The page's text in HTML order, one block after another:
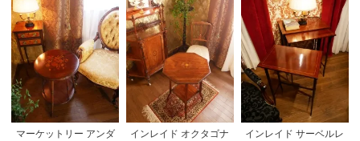
マーケットリー アンダ
インレイド オクタゴナ
インレイド サーベルレ